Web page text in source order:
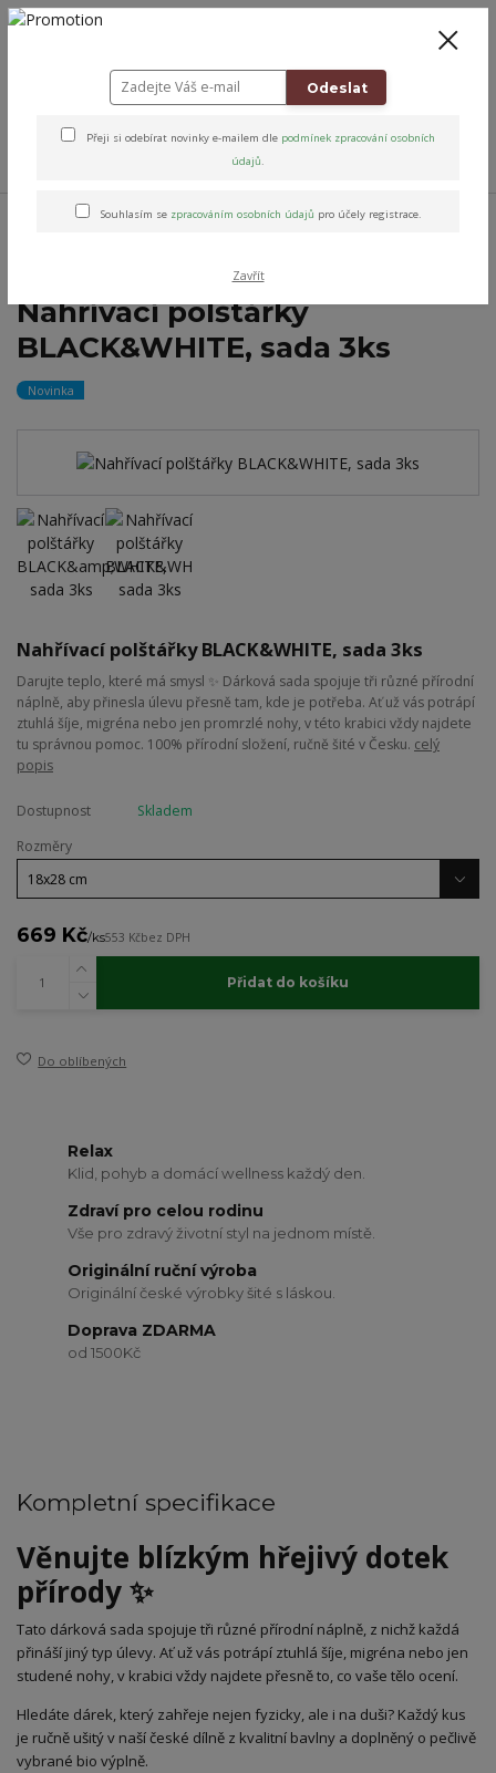
+420 778 743 310
Relax & Úleva Relaxační nahřívací polštářky
Sady nahřívacích
Nahřívací polštářky
BLACK&WHITE, sada 3ks
Novinka
Nahřívací polštářky BLACK&WHITE, sada 3ks
Darujte teplo, které má smysl ✨ Dárková sada spojuje tři různé přírodní
náplně, aby přinesla úlevu přesně tam, kde je potřeba. Ať už vás potrápí
ztuhlá šíje, migréna nebo jen promrzlé nohy, v této krabici vždy najdete
tu správnou pomoc. 100% přírodní složení, ručně šité v Česku. celý
popis
Dostupnost
Skladem
Rozměry
669 Kč/ks553 Kčbez DPH
Přidat do košíku
Do oblíbených
Relax
Klid, pohyb a domácí wellness každý den.
Zdraví pro celou rodinu
Vše pro zdravý životní styl na jednom místě.
Originální ruční výroba
Originální české výrobky šité s láskou.
Doprava ZDARMA
od 1500Kč
Kompletní specifikace
Věnujte blízkým hřejivý dotek
přírody ✨
Tato dárková sada spojuje tři různé přírodní náplně, z nichž každá
přináší jiný typ úlevy. Ať už vás potrápí ztuhlá šíje, migréna nebo jen
studené nohy, v krabici vždy najdete přesně to, co vaše tělo ocení.
Hledáte dárek, který zahřeje nejen fyzicky, ale i na duši? Každý kus
je ručně ušitý v naší české dílně z kvalitní bavlny a doplněný o pečlivě
vybrané bio výplně.
Odeslat
Přeji si odebírat novinky e-mailem dle podmínek zpracování osobních
údajů.
Souhlasím se zpracováním osobních údajů pro účely registrace.
Zavřít